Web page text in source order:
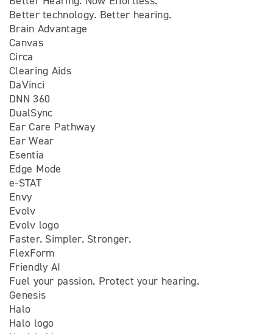
Better technology. Better hearing.
Brain Advantage
Canvas
Circa
Clearing Aids
DaVinci
DNN 360
DualSync
Ear Care Pathway
Ear Wear
Esentia
Edge Mode
e-STAT
Envy
Evolv
Evolv logo
Faster. Simpler. Stronger.
FlexForm
Friendly AI
Fuel your passion. Protect your hearing.
Genesis
Halo
Halo logo